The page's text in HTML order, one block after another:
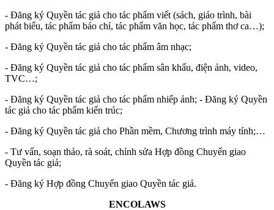
- Đăng ký Quyền tác giả cho tác phẩm viết (sách, giáo trình, bài
phát biểu, tác phẩm báo chí, tác phẩm văn học, tác phẩm thơ ca…);
- Đăng ký Quyền tác giả cho tác phẩm âm nhạc;
- Đăng ký Quyền tác giả cho tác phẩm sân khấu, điện ảnh, video,
TVC…;
- Đăng ký Quyền tác giả cho tác phẩm nhiếp ảnh; - Đăng ký Quyền
tác giả cho tác phẩm kiến trúc;
- Đăng ký Quyền tác giả cho Phần mềm, Chương trình máy tính;…
- Tư vấn, soạn thảo, rà soát, chỉnh sửa Hợp đồng Chuyển giao
Quyền tác giả;
- Đăng ký Hợp đồng Chuyển giao Quyền tác giả.
ENCOLAWS